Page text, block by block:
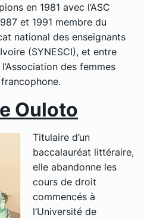
en 1981 avec l’ASC
et 1991 membre du
national des enseignants
(SYNESCI), et entre
des femmes
Ouloto
Titulaire d’un
baccalauréat littéraire,
elle abandonne les
cours de droit
commencés à
l’Université de